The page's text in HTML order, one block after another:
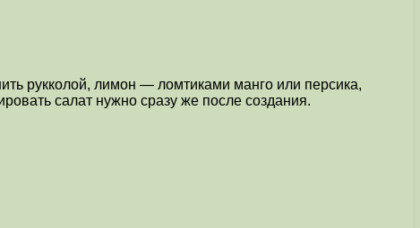
рукколой, лимон — ломтиками манго или персика,
салат нужно сразу же после создания.